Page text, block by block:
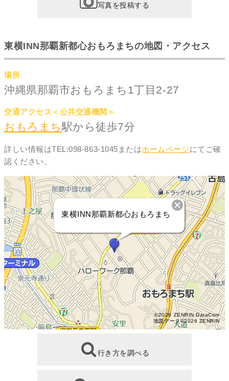
写真を投稿する
東横INN那覇新都心おもろまちの地図・アクセス
場所
沖縄県那覇市おもろまち1丁目2-27
交通アクセス＜公共交通機関＞
おもろまち駅から徒歩7分
詳しい情報はTEL:098-863-1045またはホームページにてご確
認ください。
東横INN那覇新都心おもろまち
©2026 ZENRIN DataCom
地図データ©2026 ZENRIN
行き方を調べる